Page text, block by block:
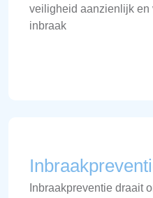
veiligheid aanzienlijk en
inbraak
Inbraakpreventie draait